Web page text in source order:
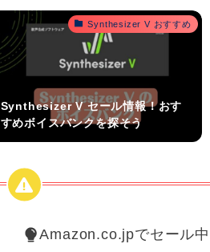
Synthesizer V おすすめ
Synthesizer V セール情報！おす
すめボイスバンクを探そう
Amazon.co.jpでセール